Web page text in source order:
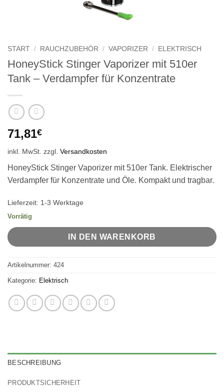
START / RAUCHZUBEHÖR / VAPORIZER / ELEKTRISCH
HoneyStick Stinger Vaporizer mit 510er
Tank – Verdampfer für Konzentrate
71,81€
inkl. MwSt. zzgl. Versandkosten
HoneyStick Stinger Vaporizer mit 510er Tank. Elektrischer
Verdampfer für Konzentrate und Öle. Kompakt und tragbar.
Lieferzeit: 1-3 Werktage
Vorrätig
IN DEN WARENKORB
Artikelnummer: 424
Kategorie: Elektrisch
BESCHREIBUNG
PRODUKTSICHERHEIT